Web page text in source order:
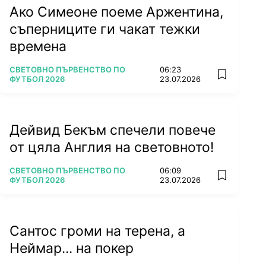
Ако Симеоне поеме Аржентина,
съперниците ги чакат тежки
времена
ПОВЕЧЕ ОТ
СВЕТОВНО ПЪРВЕНСТВО ПО
ФУТБОЛ 2026
06:23
23.07.2026
add
Дейвид Бекъм спечели повече
от цяла Англия на световното!
ПОВЕЧЕ ОТ
СВЕТОВНО ПЪРВЕНСТВО ПО
ФУТБОЛ 2026
06:09
23.07.2026
add
Сантос громи на терена, а
Неймар... на покер